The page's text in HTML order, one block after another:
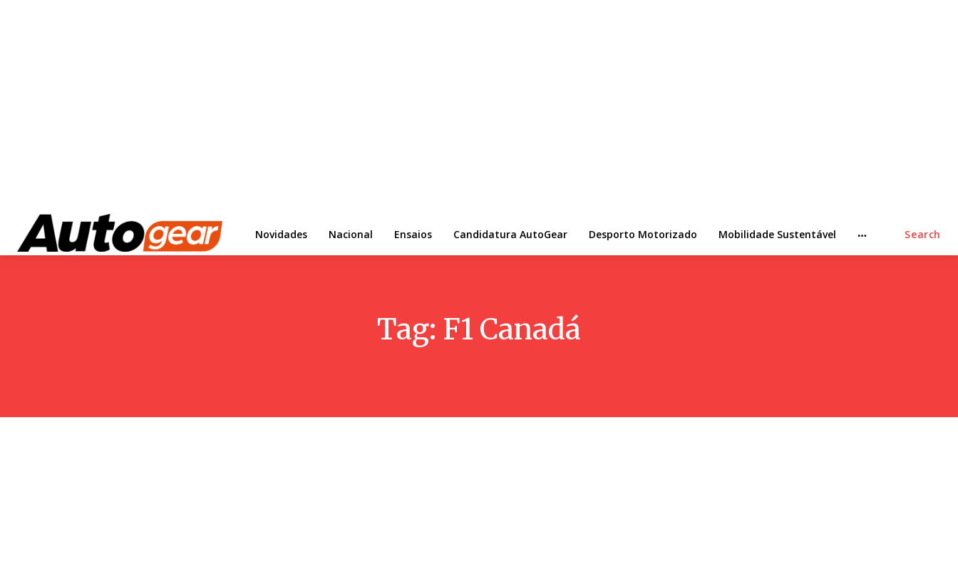
Novidades Nacional Ensaios Candidatura AutoGear Desporto Motorizado Mobilidade Sustentável Search
Tag: F1 Canadá